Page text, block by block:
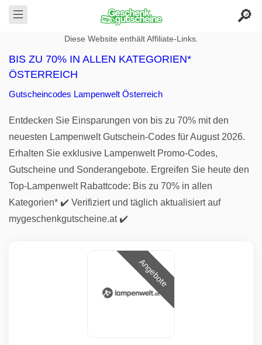
Diese Website enthält Affiliate-Links.
BIS ZU 70% IN ALLEN KATEGORIEN*
ÖSTERREICH
Gutscheincodes Lampenwelt Österreich
Entdecken Sie Einsparungen von bis zu 70% mit den
neuesten Lampenwelt Gutschein-Codes für August 2026.
Erhalten Sie exklusive Lampenwelt Promo-Codes,
Gutscheine und Sonderangebote. Ergreifen Sie heute den
Top-Lampenwelt Rabattcode: Bis zu 70% in allen
Kategorien* ✔️ Verifiziert und täglich aktualisiert auf
mygeschenkgutscheine.at ✔️
Angebote